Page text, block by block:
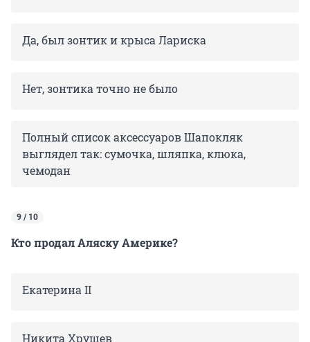
Да, был зонтик и крыса Лариска
Нет, зонтика точно не было
Полный список аксессуаров Шапокляк
выглядел так: сумочка, шляпка, клюка,
чемодан
9 / 10
Кто продал Аляску Америке?
Екатерина II
Никита Хрущев